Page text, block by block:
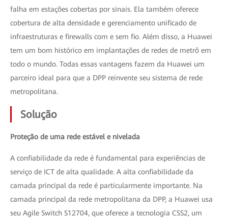
falha em estações cobertas por sinais. Ela também oferece
cobertura de alta densidade e gerenciamento unificado de
infraestruturas e firewalls com e sem fio. Além disso, a Huawei
tem um bom histórico em implantações de redes de metrô em
todo o mundo. Todas essas vantagens fazem da Huawei um
parceiro ideal para que a DPP reinvente seu sistema de rede
metropolitana.
Solução
Proteção de uma rede estável e nivelada
A confiabilidade da rede é fundamental para experiências de
serviço de ICT de alta qualidade. A alta confiabilidade da
camada principal da rede é particularmente importante. Na
camada principal da rede metropolitana da DPP, a Huawei usa
seu Agile Switch S12704, que oferece a tecnologia CSS2, um